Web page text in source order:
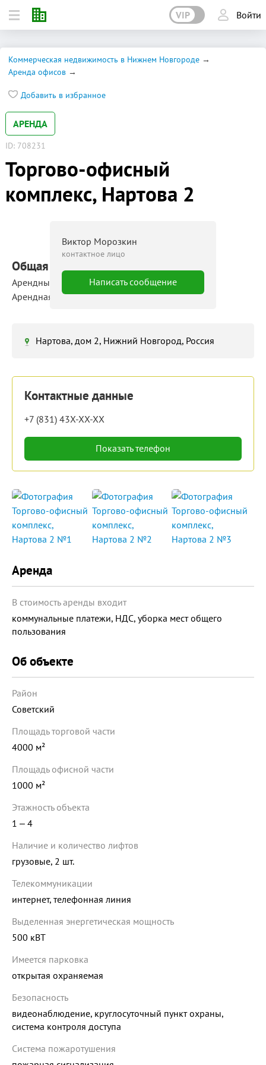
VIP Войти
Коммерческая недвижимость в Нижнем Новгороде
Аренда офисов
Добавить в избранное
АРЕНДА
ID: 708231
Торгово-офисный
комплекс, Нартова 2
Виктор Морозкин
контактное лицо
Написать сообщение
Общая площадь: 5 000 м²
Арендные площади: 19 ‒ 2 600 м²
Арендная ставка: 400 ‒ 900 руб./м²/мес
Нартова, дом 2, Нижний Новгород, Россия
Контактные данные
+7 (831) 43X-XX-XX
Показать телефон
Аренда
В стоимость аренды входит
коммунальные платежи, НДС, уборка мест общего
пользования
Об объекте
Район
Советский
Площадь торговой части
4000 м²
Площадь офисной части
1000 м²
Этажность объекта
1 ‒ 4
Наличие и количество лифтов
грузовые, 2 шт.
Телекоммуникации
интернет, телефонная линия
Выделенная энергетическая мощность
500 кВТ
Имеется парковка
открытая охраняемая
Безопасность
видеонаблюдение, круглосуточный пункт охраны,
система контроля доступа
Система пожаротушения